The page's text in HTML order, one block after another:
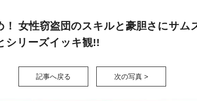
女性窃盗団のスキルと豪胆さにサム
シリーズイッキ観!!
記事へ戻る 次の写真 >